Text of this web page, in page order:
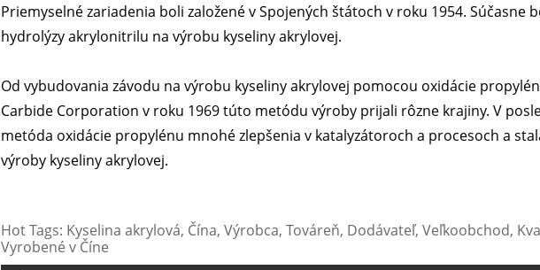
Priemyselné zariadenia boli založené v Spojených štátoch v roku 1954. Súčasne
hydrolýzy akrylonitrilu na výrobu kyseliny akrylovej.
Od vybudovania závodu na výrobu kyseliny akrylovej pomocou oxidácie
Carbide Corporation v roku 1969 túto metódu výroby prijali rôzne krajiny. V
metóda oxidácie propylénu mnohé zlepšenia v katalyzátoroch a procesoch a
výroby kyseliny akrylovej.
Hot Tags: Kyselina akrylová, Čína, Výrobca, Továreň, Dodávateľ, Veľkoobchod,
Vyrobené v Číne